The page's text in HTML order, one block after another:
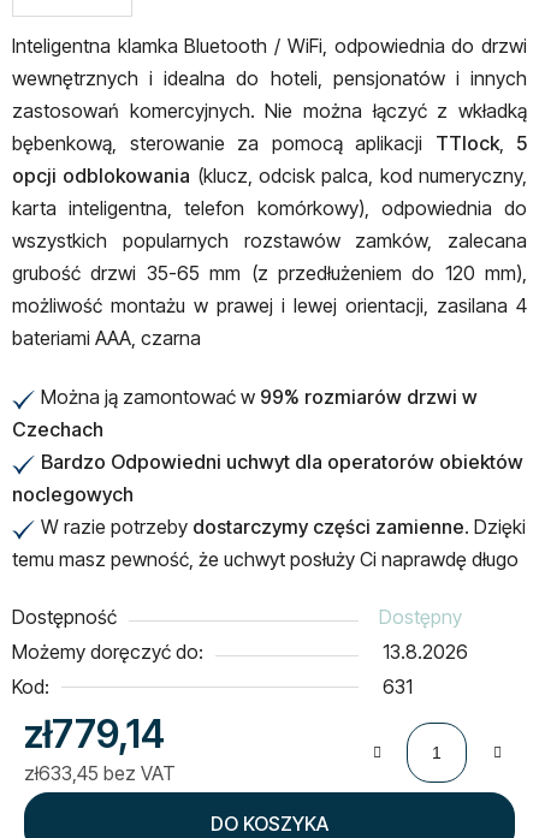
Inteligentna klamka Bluetooth / WiFi, odpowiednia do drzwi
wewnętrznych i idealna do hoteli, pensjonatów i innych
zastosowań komercyjnych. Nie można łączyć z wkładką
bębenkową, sterowanie za pomocą aplikacji TTlock, 5
opcji odblokowania (klucz, odcisk palca, kod numeryczny,
karta inteligentna, telefon komórkowy), odpowiednia do
wszystkich popularnych rozstawów zamków, zalecana
grubość drzwi 35-65 mm (z przedłużeniem do 120 mm),
możliwość montażu w prawej i lewej orientacji, zasilana 4
bateriami AAA, czarna
✔ Można ją zamontować w 99% rozmiarów drzwi w
Czechach
✔ Bardzo Odpowiedni uchwyt dla operatorów obiektów
noclegowych
✔ W razie potrzeby dostarczymy części zamienne. Dzięki
temu masz pewność, że uchwyt posłuży Ci naprawdę długo
Dostępność
Dostępny
Możemy doręczyć do:
13.8.2026
Kod:
631
zł779,14
zł633,45 bez VAT
Cena jednostkowa:
DO KOSZYKA